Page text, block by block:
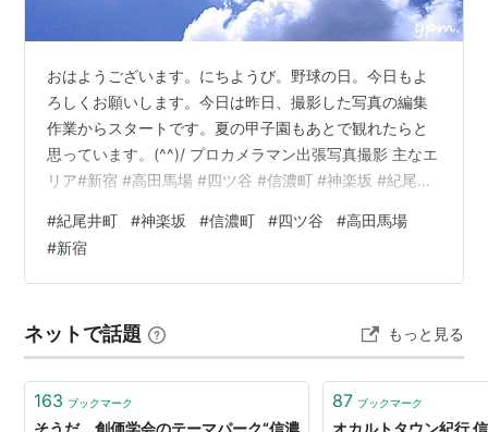
黒姫高原
黒姫高原スノーパーク
斑尾高原
斑尾タングラムスキーサーカス
野尻湖
野尻湖ナウマンゾウ博物館
一茶記念館
鉄道
JR信越本線
（長野〈長野駅〉…）←古間- 黒姫→（…直江津…
おはようございます。にちようび。野球の日。今日もよ
ろしくお願いします。今日は昨日、撮影した写真の編集
作業からスタートです。夏の甲子園もあとで観れたらと
思っています。(^^)/ プロカメラマン出張写真撮影 主なエ
リア#新宿 #高田馬場 #四ツ谷 #信濃町 #神楽坂 #紀尾井
#紀尾井町 #神楽坂 #信濃町 #四ツ谷 #高田馬場
#新宿
ネットで話題 もっと見る
163 ブックマーク
そうだ、創価学会のテーマパーク“信濃
87 ブックマーク
オカルトタウン紀行